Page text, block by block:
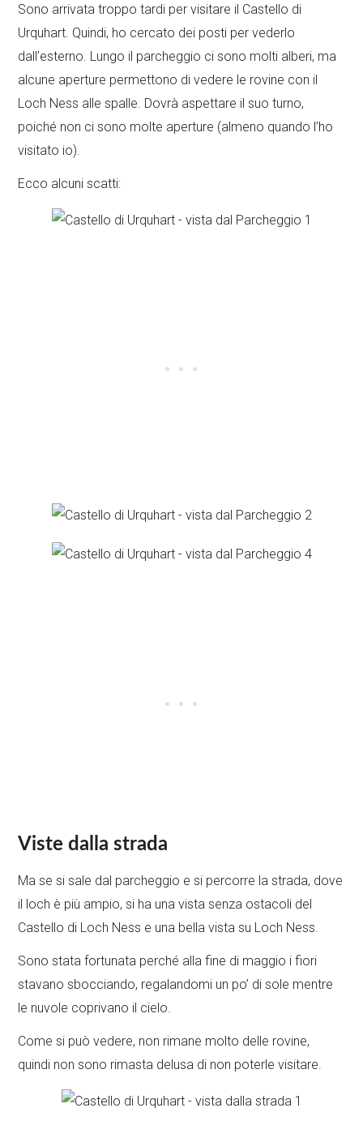
Sono arrivata troppo tardi per visitare il Castello di
Urquhart. Quindi, ho cercato dei posti per vederlo
dall’esterno. Lungo il parcheggio ci sono molti alberi, ma
alcune aperture permettono di vedere le rovine con il
Loch Ness alle spalle. Dovrà aspettare il suo turno,
poiché non ci sono molte aperture (almeno quando l’ho
visitato io).
Ecco alcuni scatti:
Viste dalla strada
Ma se si sale dal parcheggio e si percorre la strada, dove
il loch è più ampio, si ha una vista senza ostacoli del
Castello di Loch Ness e una bella vista su Loch Ness.
Sono stata fortunata perché alla fine di maggio i fiori
stavano sbocciando, regalandomi un po’ di sole mentre
le nuvole coprivano il cielo.
Come si può vedere, non rimane molto delle rovine,
quindi non sono rimasta delusa di non poterle visitare.